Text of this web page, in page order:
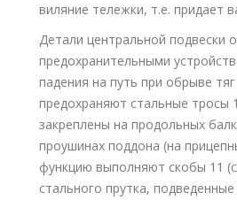
виляние тележки, т.е. придает
Детали центральной подвески
предохранительными
падения на путь при обрыве
предохраняют стальные тросы
закреплены на продольных
проушинах поддона (на
функцию выполняют скобы 11
стального прутка,